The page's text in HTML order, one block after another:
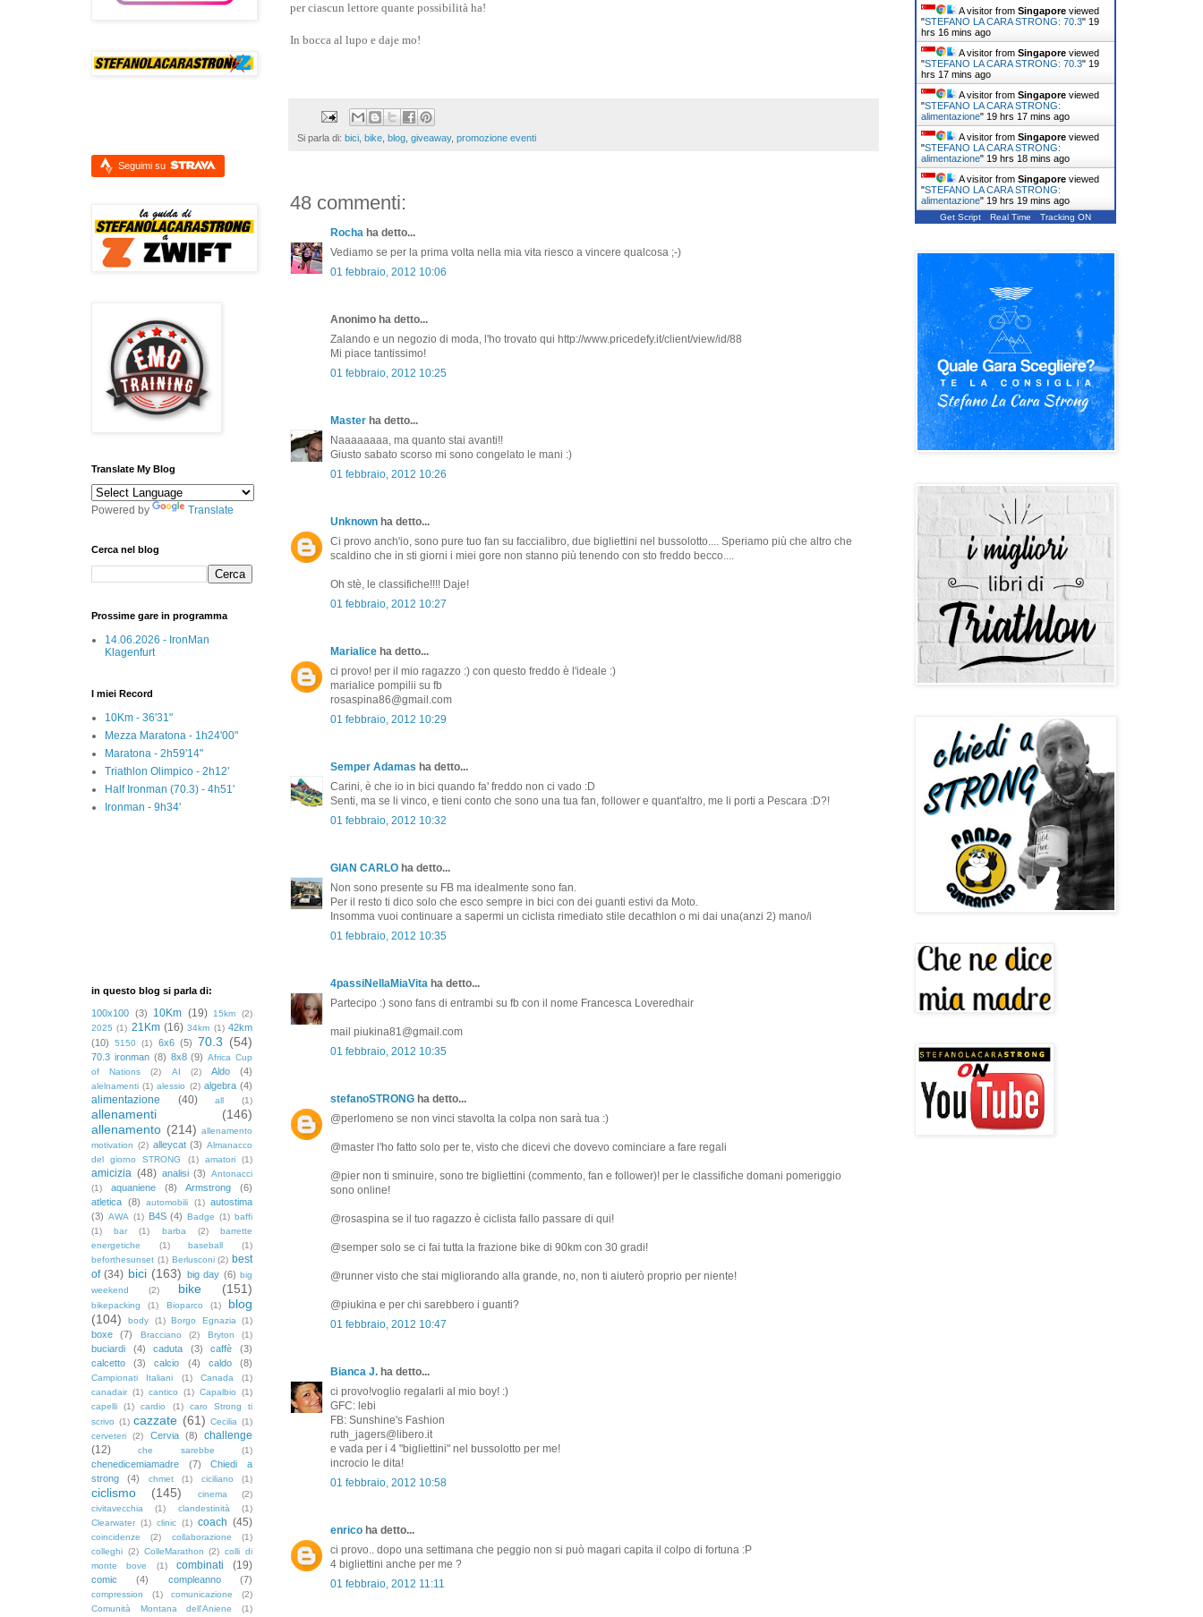
per ciascun lettore quante possibilità ha!
In bocca al lupo e daje mo!
Si parla di: bici bike blog giveaway, promozione eventi
48 commenti:
Rocha ha detto...
Vediamo se per la prima volta nella mia vita riesco a vincere qualcosa ;-)
01 febbraio, 2012 10:06
Anonimo ha detto...
Zalando e un negozio di moda, l'ho trovato qui http://www.pricedefy.it/client/view/id/88
Mi piace tantissimo!
01 febbraio, 2012 10:25
Master ha detto...
Naaaaaaaa, ma quanto stai avanti!!
Giusto sabato scorso mi sono congelato le mani :)
01 febbraio, 2012 10:26
Unknown ha detto...
Ci provo anch'io, sono pure tuo fan su faccialibro, due bigliettini nel bussolotto.... Speriamo più che altro che
scaldino che in sti giorni i miei gore non stanno più tenendo con sto freddo becco....
Oh stè, le classifiche!!!! Daje!
01 febbraio, 2012 10:27
Marialice ha detto...
ci provo! per il mio ragazzo :) con questo freddo è l'ideale :)
marialice pompilii su fb
rosaspina86@gmail.com
01 febbraio, 2012 10:29
Semper Adamas ha detto...
Carini, è che io in bici quando fa' freddo non ci vado :D
Senti, ma se li vinco, e tieni conto che sono una tua fan, follower e quant'altro, me li porti a Pescara :D?!
01 febbraio, 2012 10:32
GIAN CARLO ha detto...
Non sono presente su FB ma idealmente sono fan.
Per il resto ti dico solo che esco sempre in bici con dei guanti estivi da Moto.
Insomma vuoi continuare a sapermi un ciclista rimediato stile decathlon o mi dai una(anzi 2) mano/i
01 febbraio, 2012 10:35
4passiNellaMiaVita ha detto...
Partecipo :) sono fans di entrambi su fb con il nome Francesca Loveredhair
mail piukina81@gmail.com
01 febbraio, 2012 10:35
stefanoSTRONG ha detto...
@perlomeno se non vinci stavolta la colpa non sarà tua :)
@master l'ho fatto solo per te, visto che dicevi che dovevo cominciare a fare regali
@pier non ti sminuire, sono tre bigliettini (commento, fan e follower)! per le classifiche domani pomeriggio
sono online!
@rosaspina se il tuo ragazzo è ciclista fallo passare di qui!
@semper solo se ci fai tutta la frazione bike di 90km con 30 gradi!
@runner visto che stai migliorando alla grande, no, non ti aiuterò proprio per niente!
@piukina e per chi sarebbero i guanti?
01 febbraio, 2012 10:47
Bianca J. ha detto...
ci provo!voglio regalarli al mio boy! :)
GFC: lebi
FB: Sunshine's Fashion
ruth_jagers@libero.it
e vada per i 4 "bigliettini" nel bussolotto per me!
incrocio le dita!
01 febbraio, 2012 10:58
enrico ha detto...
ci provo.. dopo una settimana che peggio non si può magari capita il colpo di fortuna :P
4 bigliettini anche per me ?
01 febbraio, 2012 11:11
Seguimi su
Translate My Blog
Powered by Translate
Cerca nel blog
Prossime gare in programma
14.06.2026 - IronMan
Klagenfurt
I miei Record
10Km - 36'31"
Mezza Maratona - 1h24'00"
Maratona - 2h59'14"
Triathlon Olimpico - 2h12'
Half Ironman (70.3) - 4h51'
Ironman - 9h34'
in questo blog si parla di:
100x100 (3) 10Km (19) 15km
(2)
2025 (1) 21Km (16) 34km (1) 42km
(10)
5150 (1) 6x6 (5) 70.3 (54)
70.3 ironman (8) 8x8 (9) Africa Cup
of Nations
(2) AI (2) Aldo (4)
alelnamenti (1) alessio (2) algebra (4)
alimentazione (40) all (1)
allenamenti
(146)
allenamento (214) allenamento
motivation (2) alleycat (3) Almanacco
del giorno STRONG
(1) amatori (1)
amicizia (48) analisi (3)
Antonacci
(1)
aquaniene (8) Armstrong
(6)
atletica (8) automobili (1) autostima
(3) AWA (1) B4S (4) Badge (1) baffi
(1)
bar (1) barba (2)
barrette
energetiche
(1) baseball
(1)
beforthesunset (1) Berlusconi (2) best
of (34) bici (163) big day (6) big
weekend
(2) bike (151)
bikepacking (1) Bioparco (1)
blog
(104)
body (1) Borgo Egnazia (1)
boxe (7) Bracciano (2) Bryton (1)
buciardi (4) caduta (3) caffè
(3)
calcetto
(3) calcio (4) caldo (8)
Campionati Italiani (1) Canada
(1)
canadair (1) cantico (1) Capalbio
(1)
capelli
(1) cardio (1)
caro Strong ti
scrivo (1) cazzate (61) Cecilia (1)
cerveteri
(2) Cervia (8)
challenge
(12)
che sarebbe (1)
chenedicemiamadre (7)
Chiedi a
strong
(4) chmet (1) ciciliano (1)
ciclismo (145) cinema
(2)
civitavecchia
(1) clandestinità
(1)
Clearwater (1) clinic (1) coach (45)
coincidenze (2) collaborazione
(1)
colleghi (2) ColleMarathon (2) colli di
monte bove
(1) combinati (19)
comic (4) compleanno (7)
compression (1) comunicazione
(2)
Comunità Montana dell'Aniene
(1)
A visitor from Singapore viewed
"STEFANO LA CARA STRONG: 70.3" 19
hrs 16 mins ago
A visitor from Singapore viewed
"STEFANO LA CARA STRONG: 70.3" 19
hrs 17 mins ago
A visitor from Singapore viewed
"STEFANO LA CARA STRONG:
alimentazione" 19 hrs 17 mins ago
A visitor from Singapore viewed
"STEFANO LA CARA STRONG:
alimentazione" 19 hrs 18 mins ago
A visitor from Singapore viewed
"STEFANO LA CARA STRONG:
alimentazione" 19 hrs 19 mins ago
Get Script Real Time Tracking ON